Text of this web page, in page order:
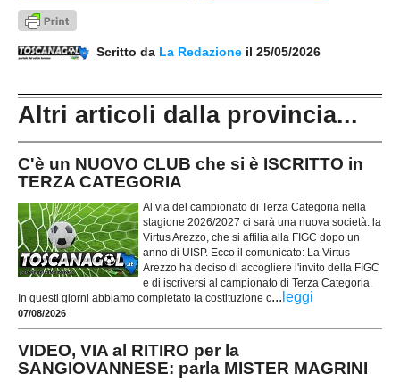
Scritto da La Redazione il 25/05/2026
Altri articoli dalla provincia...
C'è un NUOVO CLUB che si è ISCRITTO in
TERZA CATEGORIA
Al via del campionato di Terza Categoria nella
stagione 2026/2027 ci sarà una nuova società: la
Virtus Arezzo, che si affilia alla FIGC dopo un
anno di UISP. Ecco il comunicato: La Virtus
Arezzo ha deciso di accogliere l'invito della FIGC
e di iscriversi al campionato di Terza Categoria.
In questi giorni abbiamo completato la costituzione c... leggi
07/08/2026
VIDEO, VIA al RITIRO per la
SANGIOVANNESE: parla MISTER MAGRINI